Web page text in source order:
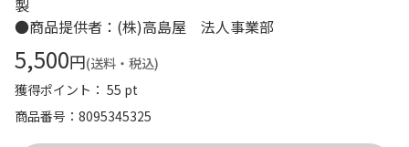
製
●商品提供者：(株)高島屋 法人事業部
5,500円(送料・税込)
獲得ポイント： 55 pt
商品番号
8095345325